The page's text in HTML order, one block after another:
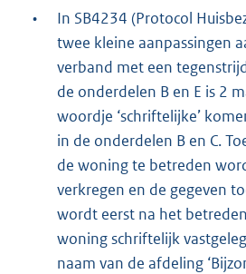
•
In SB4234 (Protocol
twee kleine aanpassingen
verband met een
de onderdelen B en E is 2
woordje ‘schriftelijke’
in de onderdelen B en C.
de woning te betreden
verkregen en de gegeven
wordt eerst na het
woning schriftelijk
naam van de afdeling